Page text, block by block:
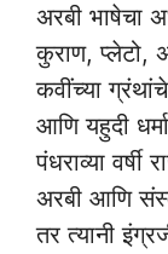
अरबी भाषेचा
कुराण,
कवींच्या
आणि यहुदी
पंधराव्या वर्षी
अरबी आणि
तर त्यानी